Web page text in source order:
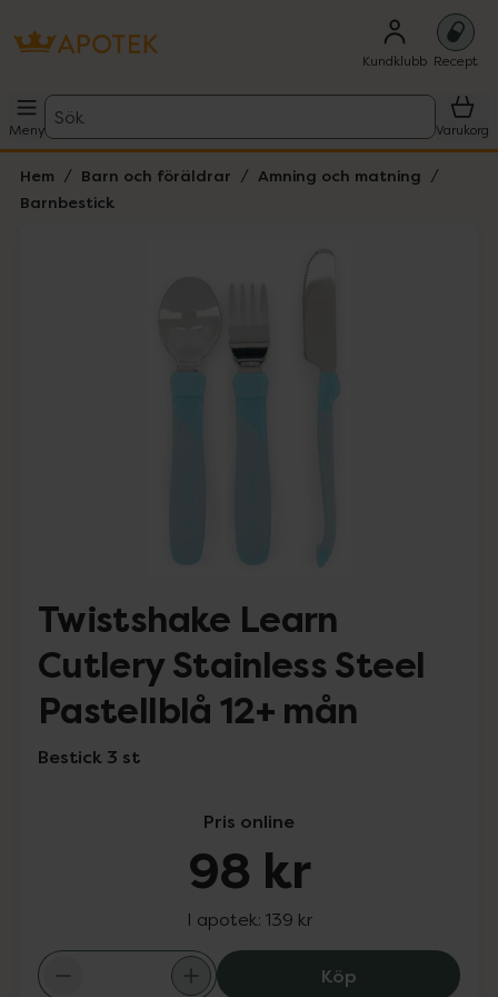
Kundklubb Recept
Meny
Sök
Varukorg
Hem Barn och föräldrar
Amning och matning
Barnbestick
Lista: . Innehåller 2 objekt.
Twistshake Learn
Cutlery Stainless Steel
Pastellblå 12+ mån
Bestick 3 st
Pris online
98 kr
I apotek: 139 kr
KöpTwistshake